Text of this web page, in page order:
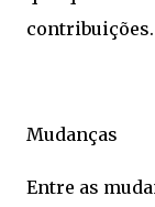
contribuições.
Mudanças
Entre as